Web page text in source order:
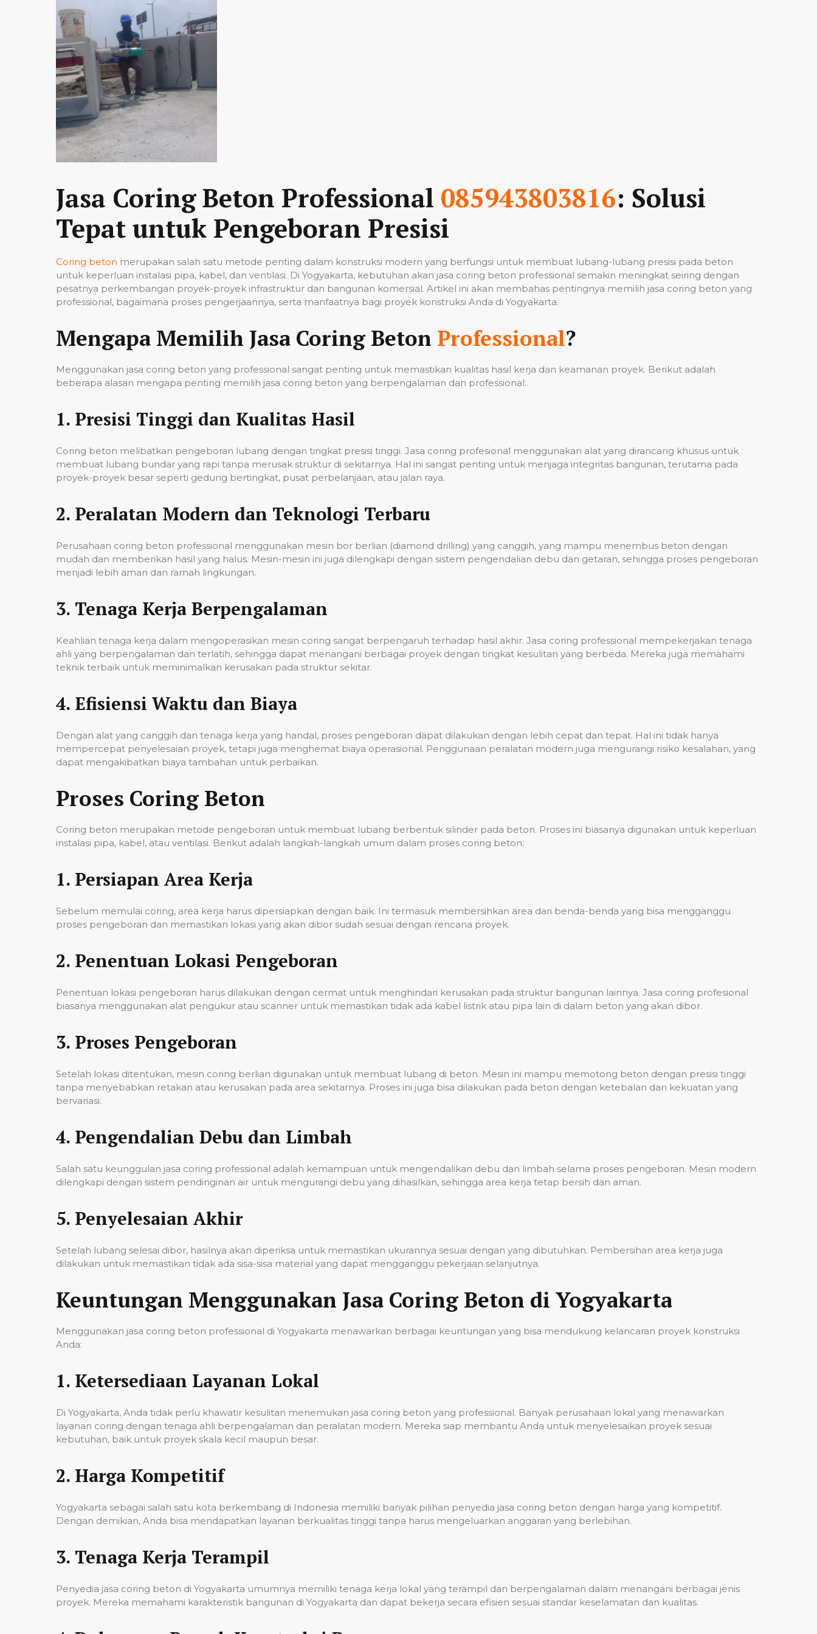
Jasa Coring Beton Professional 085943803816: Solusi
Tepat untuk Pengeboran Presisi
Coring beton merupakan salah satu metode penting dalam konstruksi modern yang berfungsi untuk membuat lubang-lubang presisi pada beton
untuk keperluan instalasi pipa, kabel, dan ventilasi. Di Yogyakarta, kebutuhan akan jasa coring beton professional semakin meningkat seiring dengan
pesatnya perkembangan proyek-proyek infrastruktur dan bangunan komersial. Artikel ini akan membahas pentingnya memilih jasa coring beton yang
professional, bagaimana proses pengerjaannya, serta manfaatnya bagi proyek konstruksi Anda di Yogyakarta.
Mengapa Memilih Jasa Coring Beton Professional?
Menggunakan jasa coring beton yang professional sangat penting untuk memastikan kualitas hasil kerja dan keamanan proyek. Berikut adalah
beberapa alasan mengapa penting memilih jasa coring beton yang berpengalaman dan professional:
1. Presisi Tinggi dan Kualitas Hasil
Coring beton melibatkan pengeboran lubang dengan tingkat presisi tinggi. Jasa coring profesional menggunakan alat yang dirancang khusus untuk
membuat lubang bundar yang rapi tanpa merusak struktur di sekitarnya. Hal ini sangat penting untuk menjaga integritas bangunan, terutama pada
proyek-proyek besar seperti gedung bertingkat, pusat perbelanjaan, atau jalan raya.
2. Peralatan Modern dan Teknologi Terbaru
Perusahaan coring beton professional menggunakan mesin bor berlian (diamond drilling) yang canggih, yang mampu menembus beton dengan
mudah dan memberikan hasil yang halus. Mesin-mesin ini juga dilengkapi dengan sistem pengendalian debu dan getaran, sehingga proses pengeboran
menjadi lebih aman dan ramah lingkungan.
3. Tenaga Kerja Berpengalaman
Keahlian tenaga kerja dalam mengoperasikan mesin coring sangat berpengaruh terhadap hasil akhir. Jasa coring professional mempekerjakan tenaga
ahli yang berpengalaman dan terlatih, sehingga dapat menangani berbagai proyek dengan tingkat kesulitan yang berbeda. Mereka juga memahami
teknik terbaik untuk meminimalkan kerusakan pada struktur sekitar.
4. Efisiensi Waktu dan Biaya
Dengan alat yang canggih dan tenaga kerja yang handal, proses pengeboran dapat dilakukan dengan lebih cepat dan tepat. Hal ini tidak hanya
mempercepat penyelesaian proyek, tetapi juga menghemat biaya operasional. Penggunaan peralatan modern juga mengurangi risiko kesalahan, yang
dapat mengakibatkan biaya tambahan untuk perbaikan.
Proses Coring Beton
Coring beton merupakan metode pengeboran untuk membuat lubang berbentuk silinder pada beton. Proses ini biasanya digunakan untuk keperluan
instalasi pipa, kabel, atau ventilasi. Berikut adalah langkah-langkah umum dalam proses coring beton:
1. Persiapan Area Kerja
Sebelum memulai coring, area kerja harus dipersiapkan dengan baik. Ini termasuk membersihkan area dari benda-benda yang bisa mengganggu
proses pengeboran dan memastikan lokasi yang akan dibor sudah sesuai dengan rencana proyek.
2. Penentuan Lokasi Pengeboran
Penentuan lokasi pengeboran harus dilakukan dengan cermat untuk menghindari kerusakan pada struktur bangunan lainnya. Jasa coring profesional
biasanya menggunakan alat pengukur atau scanner untuk memastikan tidak ada kabel listrik atau pipa lain di dalam beton yang akan dibor.
3. Proses Pengeboran
Setelah lokasi ditentukan, mesin coring berlian digunakan untuk membuat lubang di beton. Mesin ini mampu memotong beton dengan presisi tinggi
tanpa menyebabkan retakan atau kerusakan pada area sekitarnya. Proses ini juga bisa dilakukan pada beton dengan ketebalan dan kekuatan yang
bervariasi.
4. Pengendalian Debu dan Limbah
Salah satu keunggulan jasa coring professional adalah kemampuan untuk mengendalikan debu dan limbah selama proses pengeboran. Mesin modern
dilengkapi dengan sistem pendinginan air untuk mengurangi debu yang dihasilkan, sehingga area kerja tetap bersih dan aman.
5. Penyelesaian Akhir
Setelah lubang selesai dibor, hasilnya akan diperiksa untuk memastikan ukurannya sesuai dengan yang dibutuhkan. Pembersihan area kerja juga
dilakukan untuk memastikan tidak ada sisa-sisa material yang dapat mengganggu pekerjaan selanjutnya.
Keuntungan Menggunakan Jasa Coring Beton di Yogyakarta
Menggunakan jasa coring beton professional di Yogyakarta menawarkan berbagai keuntungan yang bisa mendukung kelancaran proyek konstruksi
Anda:
1. Ketersediaan Layanan Lokal
Di Yogyakarta, Anda tidak perlu khawatir kesulitan menemukan jasa coring beton yang professional. Banyak perusahaan lokal yang menawarkan
layanan coring dengan tenaga ahli berpengalaman dan peralatan modern. Mereka siap membantu Anda untuk menyelesaikan proyek sesuai
kebutuhan, baik untuk proyek skala kecil maupun besar.
2. Harga Kompetitif
Yogyakarta sebagai salah satu kota berkembang di Indonesia memiliki banyak pilihan penyedia jasa coring beton dengan harga yang kompetitif.
Dengan demikian, Anda bisa mendapatkan layanan berkualitas tinggi tanpa harus mengeluarkan anggaran yang berlebihan.
3. Tenaga Kerja Terampil
Penyedia jasa coring beton di Yogyakarta umumnya memiliki tenaga kerja lokal yang terampil dan berpengalaman dalam menangani berbagai jenis
proyek. Mereka memahami karakteristik bangunan di Yogyakarta dan dapat bekerja secara efisien sesuai standar keselamatan dan kualitas.